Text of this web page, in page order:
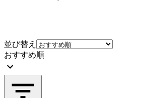
並び替え
おすすめ順